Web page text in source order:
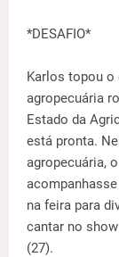
*DESAFIO*
Karlos topou o
agropecuária
Estado da
está pronta.
agropecuária,
na feira para
cantar no
(27).